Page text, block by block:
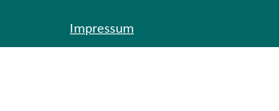
Impressum